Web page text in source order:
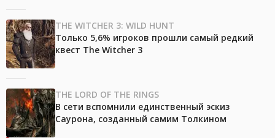
THE WITCHER 3: WILD HUNT
Только 5,6% игроков прошли самый редкий
квест The Witcher 3
THE LORD OF THE RINGS
В сети вспомнили единственный эскиз
Саурона, созданный самим Толкином